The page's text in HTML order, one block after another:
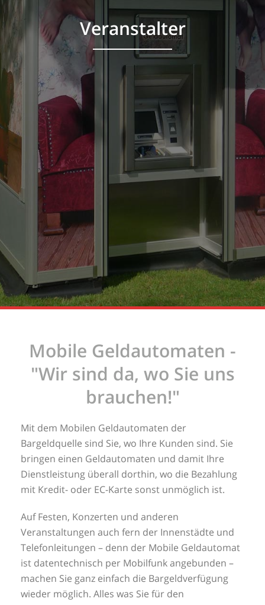
Veranstalter
Mobile Geldautomaten -
"Wir sind da, wo Sie uns
brauchen!"
Mit dem Mobilen Geldautomaten der
Bargeldquelle sind Sie, wo Ihre Kunden sind. Sie
bringen einen Geldautomaten und damit Ihre
Dienstleistung überall dorthin, wo die Bezahlung
mit Kredit- oder EC-Karte sonst unmöglich ist.
Auf Festen, Konzerten und anderen
Veranstaltungen auch fern der Innenstädte und
Telefonleitungen – denn der Mobile Geldautomat
ist datentechnisch per Mobilfunk angebunden –
machen Sie ganz einfach die Bargeldverfügung
wieder möglich. Alles was Sie für den